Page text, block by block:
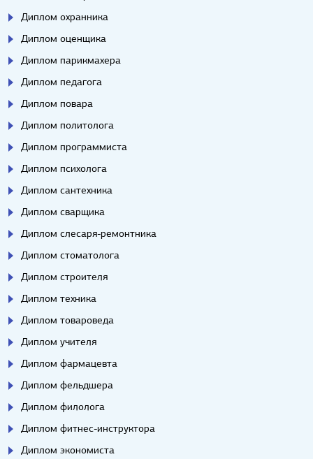
Диплом охранника
Диплом оценщика
Диплом парикмахера
Диплом педагога
Диплом повара
Диплом политолога
Диплом программиста
Диплом психолога
Диплом сантехника
Диплом сварщика
Диплом слесаря-ремонтника
Диплом стоматолога
Диплом строителя
Диплом техника
Диплом товароведа
Диплом учителя
Диплом фармацевта
Диплом фельдшера
Диплом филолога
Диплом фитнес-инструктора
Диплом экономиста